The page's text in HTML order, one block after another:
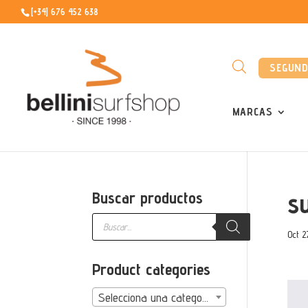
[+34] 676 452 638
MARCAS
Oct
Buscar productos
Búsqueda
productos
Product categories
Selecciona una categoría